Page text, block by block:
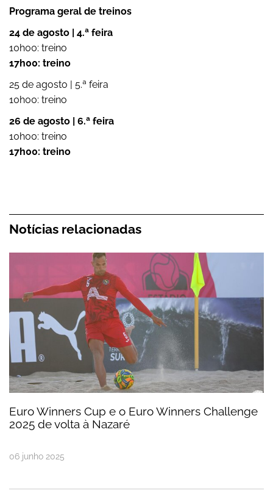
Programa geral de treinos
24 de agosto | 4.ª feira
10h00: treino
17h00: treino
25 de agosto | 5.ª feira
10h00: treino
26 de agosto | 6.ª feira
10h00: treino
17h00: treino
Notícias relacionadas
Euro Winners Cup e o Euro Winners Challenge
Euro Winners Cup e o Euro Winners Challenge
2025 de volta à Nazaré
06 junho 2025